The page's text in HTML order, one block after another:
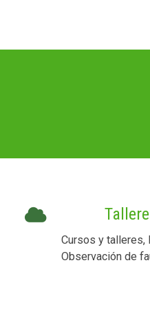
Cursos y talleres,
Observación de